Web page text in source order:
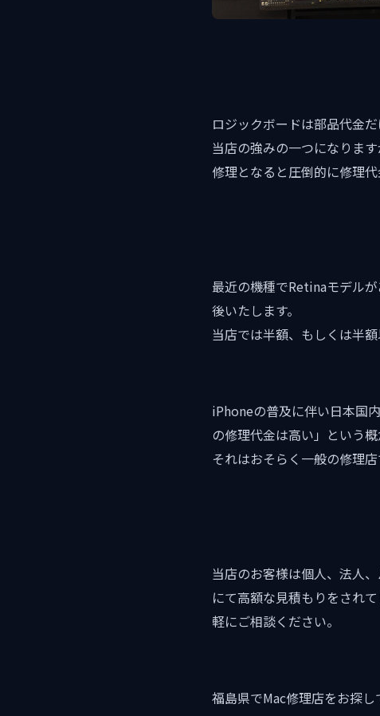
ロジックボードは部品代金
当店の強みの一つになりま
修理となると圧倒的に修理
最近の機種でRetinaモデル
後いたします。
当店では半額、もしくは半額
iPhoneの普及に伴い日本国
の修理代金は高い」という
それはおそらく一般の修理
当店のお客様は個人、法人
にて高額な見積もりをされ
軽にご相談ください。
福島県でMac修理店をお探し